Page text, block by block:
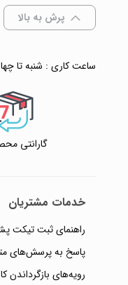
پرش به بالا
ساعت کاری : شنبه تا چهارشنبه ۱۰ الی ۱۷(به جز
گارانتی
خدمات مشتریان
راهنمای ثبت تیکت
پاسخ به پرسش‌های
رویه‌های بازگرداندن